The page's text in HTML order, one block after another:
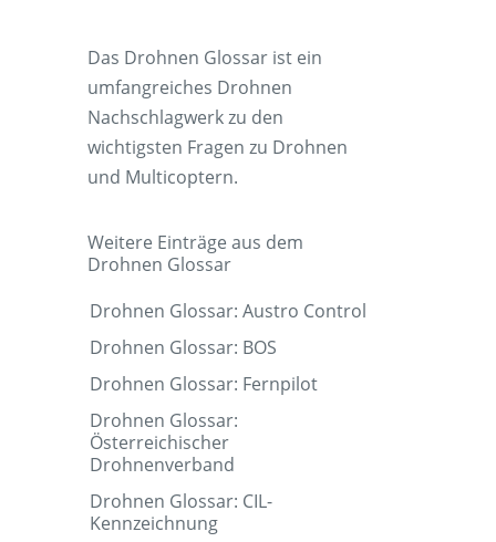
Das Drohnen Glossar ist ein
umfangreiches Drohnen
Nachschlagwerk zu den
wichtigsten Fragen zu Drohnen
und Multicoptern.
Weitere Einträge aus dem
Drohnen Glossar
Drohnen Glossar: Austro Control
Drohnen Glossar: BOS
Drohnen Glossar: Fernpilot
Drohnen Glossar:
Österreichischer
Drohnenverband
Drohnen Glossar: CIL-
Kennzeichnung